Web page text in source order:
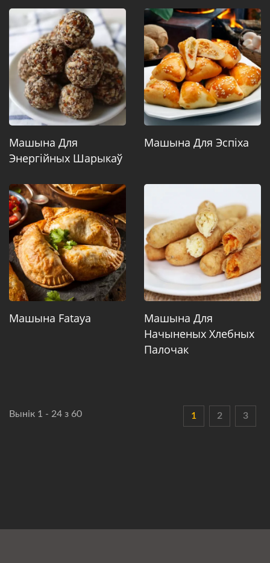
Машына Для
Энергійных Шарыкаў
Машына Для Эспіха
Машына Fataya
Машына Для
Начыненых Хлебных
Палочак
Вынік 1 - 24 з 60 1 2 3